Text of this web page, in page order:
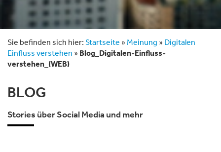
Sie befinden sich hier: Startseite » Meinung » Digitalen
Einfluss verstehen » Blog_Digitalen-Einfluss-
verstehen_(WEB)
BLOG
Stories über Social Media und mehr